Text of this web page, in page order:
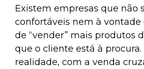
Existem empresas que não
confortáveis nem à vontade
de “vender” mais produtos
que o cliente está à procura.
realidade, com a venda